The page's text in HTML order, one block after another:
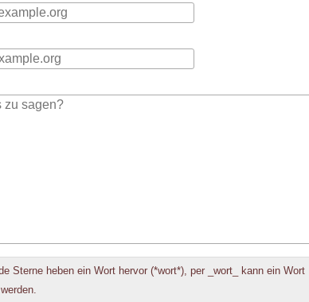
Sterne heben ein Wort hervor (*wort*), per _wort_ kann ein Wort